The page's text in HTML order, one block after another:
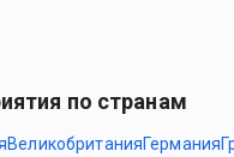
по странам
ВеликобританияГермания